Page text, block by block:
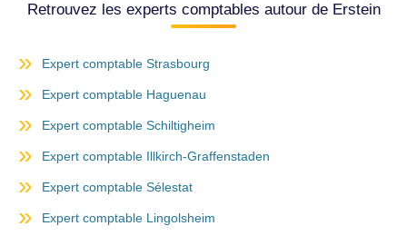
Retrouvez les experts comptables autour de Erstein
Expert comptable Strasbourg
Expert comptable Haguenau
Expert comptable Schiltigheim
Expert comptable Illkirch-Graffenstaden
Expert comptable Sélestat
Expert comptable Lingolsheim